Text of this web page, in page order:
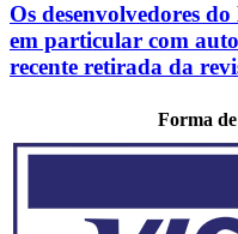
Os desenvolvedores
em particular com
recente retirada da
Forma